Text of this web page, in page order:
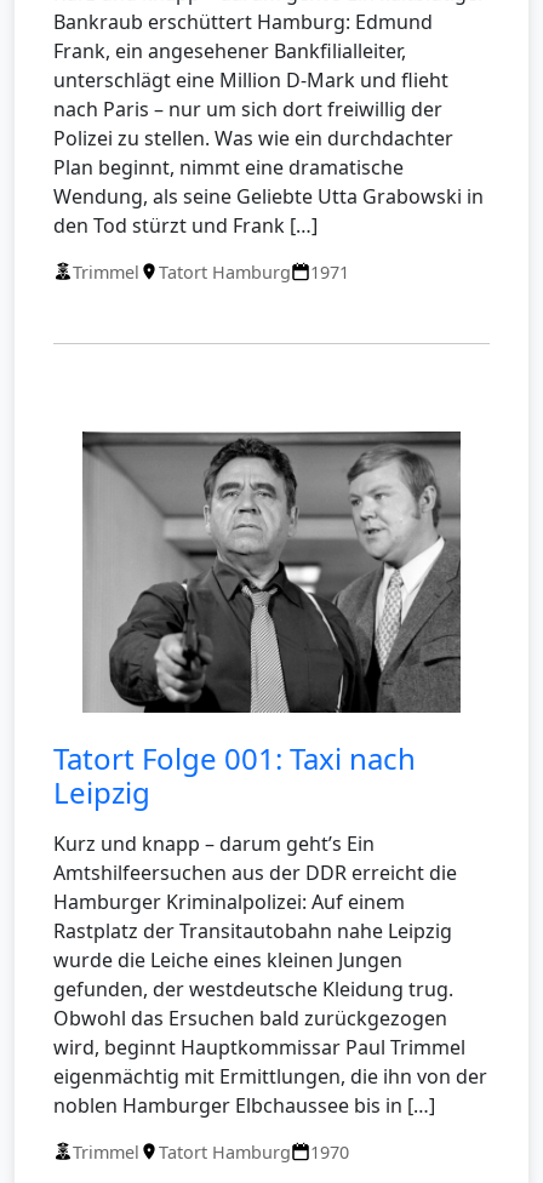
Bankraub erschüttert Hamburg: Edmund
Frank, ein angesehener Bankfilialleiter,
unterschlägt eine Million D-Mark und flieht
nach Paris – nur um sich dort freiwillig der
Polizei zu stellen. Was wie ein durchdachter
Plan beginnt, nimmt eine dramatische
Wendung, als seine Geliebte Utta Grabowski in
den Tod stürzt und Frank […]
Trimmel Tatort Hamburg 1971
Tatort Folge 001: Taxi nach
Leipzig
Kurz und knapp – darum geht’s Ein
Amtshilfeersuchen aus der DDR erreicht die
Hamburger Kriminalpolizei: Auf einem
Rastplatz der Transitautobahn nahe Leipzig
wurde die Leiche eines kleinen Jungen
gefunden, der westdeutsche Kleidung trug.
Obwohl das Ersuchen bald zurückgezogen
wird, beginnt Hauptkommissar Paul Trimmel
eigenmächtig mit Ermittlungen, die ihn von der
noblen Hamburger Elbchaussee bis in […]
Trimmel Tatort Hamburg 1970